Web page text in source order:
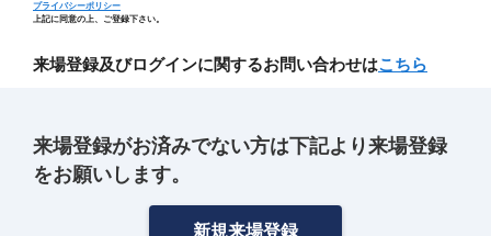
来場登録がお済みでない方は下記より来場登録
をお願いします。
新規来場登録
プライバシーポリシー
上記に同意の上、ご登録下さい。
来場登録及びログインに関するお問い合わせはこちら